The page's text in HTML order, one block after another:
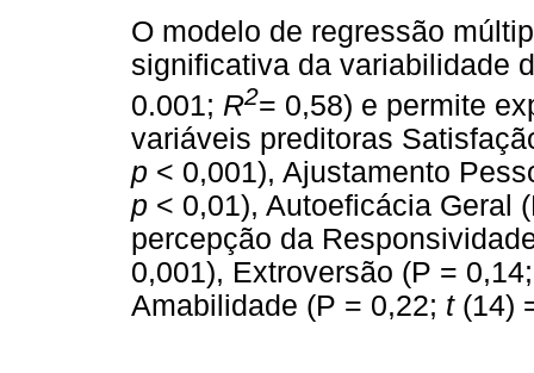
O modelo de regressão
significativa da variabilidade
0.001; R2= 0,58) e permite
variáveis preditoras
p < 0,001), Ajustamento
p < 0,01), Autoeficácia Geral
percepção da
0,001), Extroversão (P =
Amabilidade (P = 0,22; t (14)